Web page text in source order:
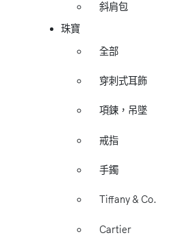
斜肩包
珠寶
全部
穿刺式耳飾
項鍊，吊墜
戒指
手鐲
Tiffany & Co.
Cartier